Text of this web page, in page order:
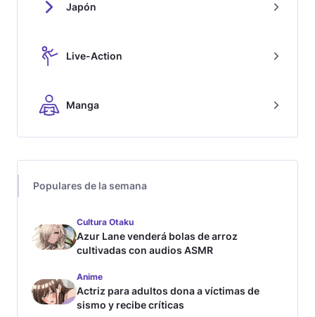
Japón
Live-Action
Manga
Populares de la semana
Cultura Otaku
Azur Lane venderá bolas de arroz
cultivadas con audios ASMR
Anime
Actriz para adultos dona a víctimas de
sismo y recibe críticas